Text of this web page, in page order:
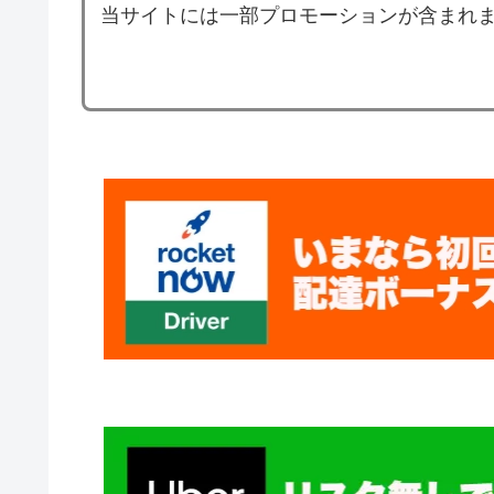
当サイトには一部プロモーションが含まれ